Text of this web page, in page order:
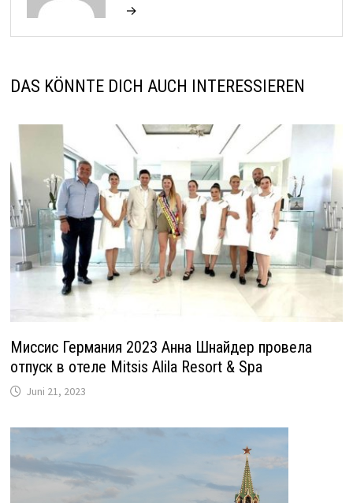
→
DAS KÖNNTE DICH AUCH INTERESSIEREN
Миссис Германия 2023 Анна Шнайдер провела
отпуск в отеле Mitsis Alila Resort & Spa
Juni 21, 2023